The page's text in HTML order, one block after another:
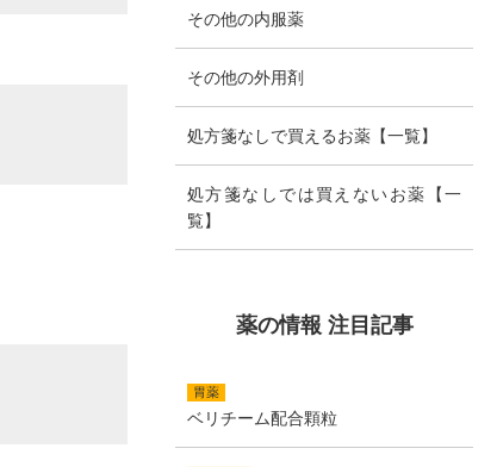
その他の内服薬
その他の外用剤
処方箋なしで買えるお薬【一覧】
処方箋なしでは買えないお薬【一
覧】
薬の情報 注目記事
胃薬
ベリチーム配合顆粒